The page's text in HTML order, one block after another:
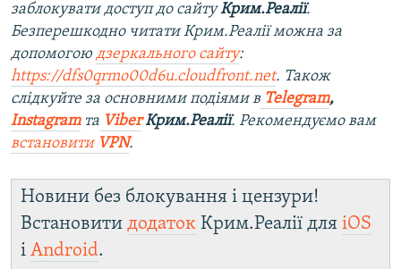
заблокувати доступ до сайтуКрим.Реалії.
Безперешкодно читати Крим.Реалії можна за
допомогою дзеркального сайту:
https://dfs0qrmo00d6u.cloudfront.net. Також
слідкуйте за основними подіями в Telegram,
Instagramта ViberКрим.Реалії. Рекомендуємо вам
встановити VPN.
Новини без блокування і цензури!
Встановити додаток Крим.Реалії для iOS
і Android.